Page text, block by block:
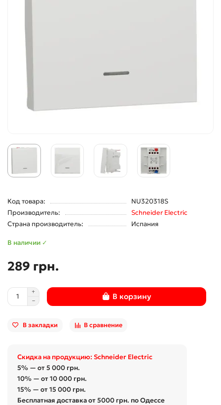
Код товара:
NU320318S
Производитель:
Schneider Electric
Страна производитель:
Испания
В наличии ✓
289 грн.
В корзину
В закладки В сравнение
Скидка на продукцию: Schneider Electric
5% — от 5 000 грн.
10% — от 10 000 грн.
15% — от 15 000 грн.
Бесплатная доставка от 5000 грн. по Одессе